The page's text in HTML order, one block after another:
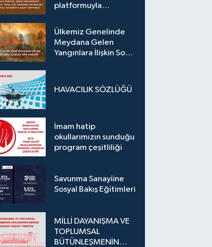
platformuyla
ediyoruz.
Ülkemiz Genelinde
Meydana Gelen
Yangınlara İlişkin Son
HAVACILIK SÖZLÜĞÜ
İmam hatip
okullarımızın sunduğu
program çeşitliliği
Savunma Sanayiine
Sosyal Bakış Eğitimleri
MİLLİ DAYANIŞMA VE
TOPLUMSAL
BÜTÜNLEŞMENİN